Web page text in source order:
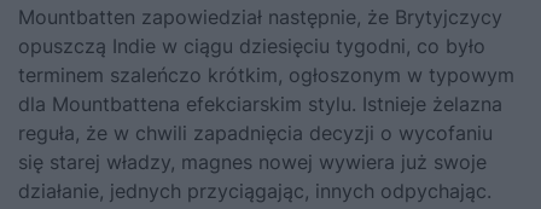
Mountbatten zapowiedział następnie, że Brytyjczycy
opuszczą Indie w ciągu dziesięciu tygodni, co było
terminem szaleńczo krótkim, ogłoszonym w typowym
dla Mountbattena efekciarskim stylu. Istnieje żelazna
reguła, że w chwili zapadnięcia decyzji o wycofaniu
się starej władzy, magnes nowej wywiera już swoje
działanie, jednych przyciągając, innych odpychając.